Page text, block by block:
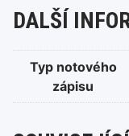
DALŠÍ
Typ notového
zápisu